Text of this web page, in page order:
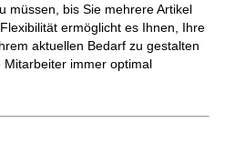
müssen, bis Sie mehrere Artikel
ermöglicht es Ihnen, Ihre
aktuellen Bedarf zu gestalten
immer optimal